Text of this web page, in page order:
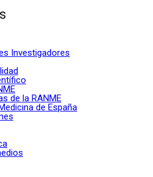
Investigadores
de la RANME
de España